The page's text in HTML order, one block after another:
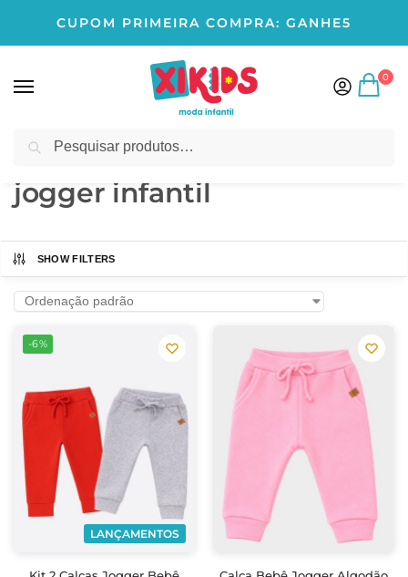
CUPOM PRIMEIRA COMPRA: GANHE5
0
Início Produtos marcados com a tag “jogger infantil”
jogger infantil
SHOW FILTERS
-6%
LANÇAMENTOS